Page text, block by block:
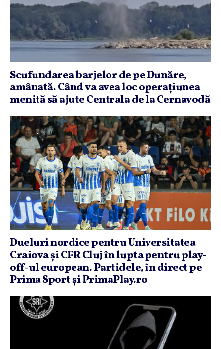
Scufundarea barjelor de pe Dunăre,
amânată. Când va avea loc operaţiunea
menită să ajute Centrala de la Cernavodă
Dueluri nordice pentru Universitatea
Craiova şi CFR Cluj în lupta pentru play-
off-ul european. Partidele, în direct pe
Prima Sport şi PrimaPlay.ro